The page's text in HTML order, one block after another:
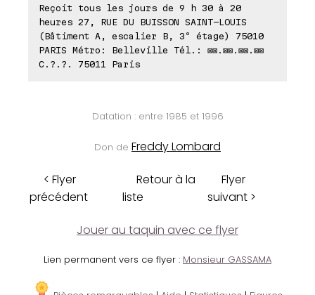
Reçoit tous les jours de 9 h 30 à 20
heures 27, RUE DU BUISSON SAINT-LOUIS
(Bâtiment A, escalier B, 3º étage) 75010
PARIS Métro: Belleville Tél.: ⊠⊠.⊠⊠.⊠⊠.⊠⊠
C.?.?. 75011 Paris
Datation : entre 1985 et 1996
Don de Freddy Lombard
< Flyer
précédent
Retour à la
liste
Flyer
suivant >
Jouer au taquin avec ce flyer
Lien permanent vers ce flyer : Monsieur GASSAMA